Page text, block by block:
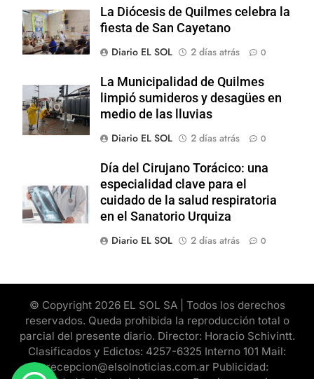
La Diócesis de Quilmes celebra la
fiesta de San Cayetano
Diario EL SOL
2 días atrás 0
La Municipalidad de Quilmes
limpió sumideros y desagües en
medio de las lluvias
Diario EL SOL
2 días atrás 0
Día del Cirujano Torácico: una
especialidad clave para el
cuidado de la salud respiratoria
en el Sanatorio Urquiza
Diario EL SOL
2 días atrás 0
© Copyright 2026 EL SOL SA | Todos los derechos
reservados. Queda prohibida la reproducción total o
parcial del presente diario. Director: Horacio Schivintt.
Clasificados y Edictos: 4257-6325 Interno 101 Mail:
recepcion@elsolnoticias.com.ar Publicidad: